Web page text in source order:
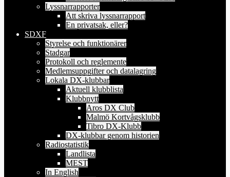
Lyssnarrapporter
Att skriva lyssnarrapport
En privatsak, eller?
SDXF
Styrelse och funktionärer
Stadgar
Protokoll och reglemente
Medlemsuppgifter och datalagring
Lokala DX-klubbar
Aktuell klubblista
Klubbnytt
Aros DX Club
Malmö Kortvågsklubb
Tibro DX-Klubb
DX-klubbar genom historien
Radiostatistik
Landlista
MEST
In English